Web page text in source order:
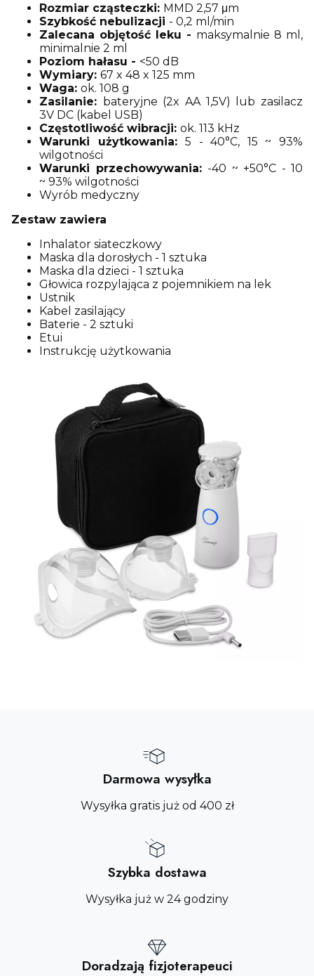
Rozmiar cząsteczki: MMD 2,57 μm
Szybkość nebulizacji - 0,2 ml/min
Zalecana objętość leku - maksymalnie 8 ml,
minimalnie 2 ml
Poziom hałasu - <50 dB
Wymiary: 67 x 48 x 125 mm
Waga: ok. 108 g
Zasilanie: bateryjne (2x AA 1,5V) lub zasilacz
3V DC (kabel USB)
Częstotliwość wibracji: ok. 113 kHz
Warunki użytkowania:5 - 40°C, 15 ~ 93%
wilgotności
Warunki przechowywania: -40 ~ +50°C - 10
~ 93% wilgotności
Wyrób medyczny
Zestaw zawiera
Inhalator siateczkowy
Maska dla dorosłych - 1 sztuka
Maska dla dzieci - 1 sztuka
Głowica rozpylająca z pojemnikiem na lek
Ustnik
Kabel zasilający
Baterie - 2 sztuki
Etui
Instrukcję użytkowania
Darmowa wysyłka
Wysyłka gratis już od 400 zł
Szybka dostawa
Wysyłka już w 24 godziny
Doradzają fizjoterapeuci